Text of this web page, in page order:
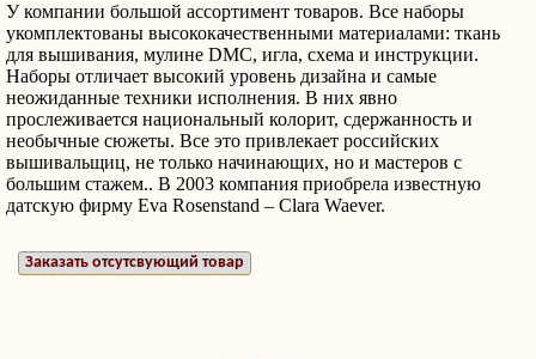
У компании большой ассортимент товаров. Все наборы
укомплектованы высококачественными материалами: ткань
для вышивания, мулине DMC, игла, схема и инструкции.
Наборы отличает высокий уровень дизайна и самые
неожиданные техники исполнения. В них явно
прослеживается национальный колорит, сдержанность и
необычные сюжеты. Все это привлекает российских
вышивальщиц, не только начинающих, но и мастеров с
большим стажем.. В 2003 компания приобрела известную
датскую фирму Eva Rosenstand – Clara Waever.
Заказать отсутсвующий товар